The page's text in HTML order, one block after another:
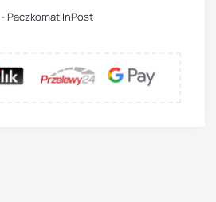
- Paczkomat InPost